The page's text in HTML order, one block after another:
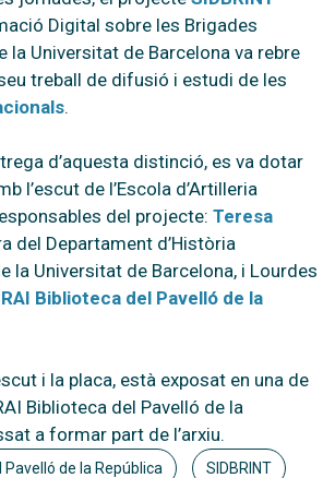
Digital sobre les Brigades
la Universitat de Barcelona va rebre
treball de difusió i estudi de les
.
d’aquesta distinció, es va dotar
l’escut de l’Escola d’Artilleria
del projecte: Teresa
del Departament d’Història
la Universitat de Barcelona, i Lourdes
Biblioteca del Pavelló de la
i la placa, està exposat en una de
Biblioteca del Pavelló de la
a formar part de l’arxiu.
Pavelló de la República SIDBRINT